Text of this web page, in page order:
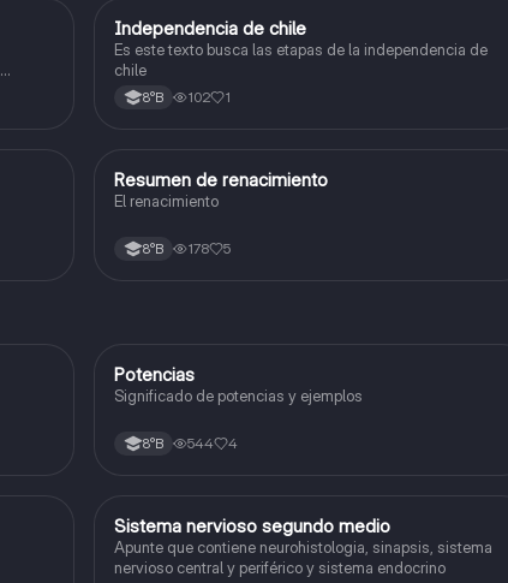
Historia, Geografía y Ciencias Sociales
Independencia de chile
Es este texto busca las etapas de la independencia de
chile
8°B 102 1
Historia, Geografía y Ciencias Sociales
Resumen de renacimiento
El renacimiento
8°B 178 5
Matemáticas
Potencias
Significado de potencias y ejemplos
8°B 544 4
Biología
Sistema nervioso segundo medio
Apunte que contiene neurohistologia, sinapsis, sistema
nervioso central y periférico y sistema endocrino